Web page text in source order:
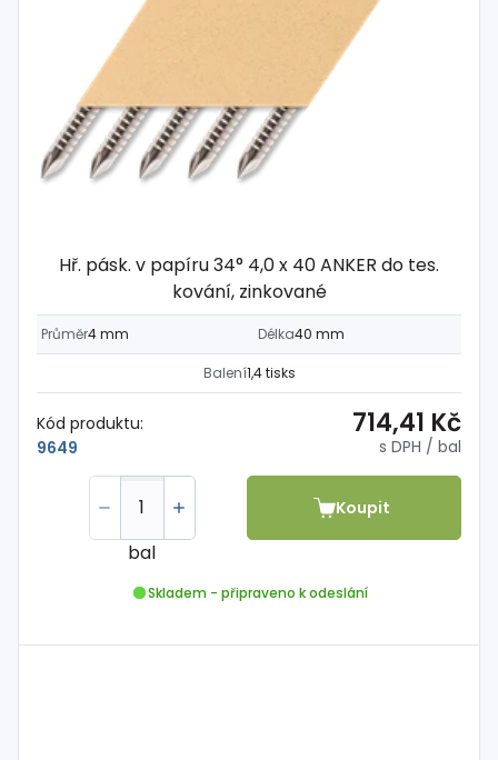
Hř. pásk. v papíru 34° 4,0 x 40 ANKER do tes.
kování, zinkované
Průměr4 mm Délka40 mm
Balení1,4 tisks
Kód produktu:
9649
714,41 Kč
s DPH / bal
bal
Koupit
Skladem - připraveno k odeslání